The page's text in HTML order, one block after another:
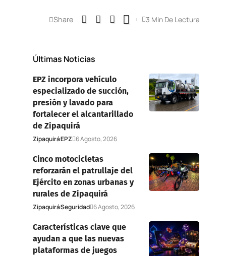
Share 3 Min De Lectura
Últimas Noticias
EPZ incorpora vehículo
especializado de succión,
presión y lavado para
fortalecer el alcantarillado
de Zipaquirá
ZipaquiráEPZ 6 Agosto, 2026
Cinco motocicletas
reforzarán el patrullaje del
Ejército en zonas urbanas y
rurales de Zipaquirá
ZipaquiráSeguridad 6 Agosto, 2026
Características clave que
ayudan a que las nuevas
plataformas de juegos